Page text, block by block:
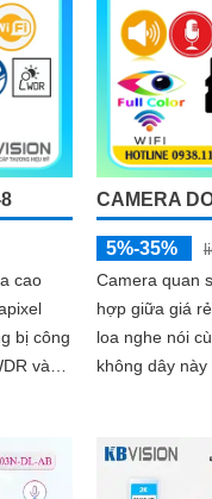
cao
và
CAMERA
5%-35%
Camera quan
hợp giữa giá
loa nghe nói cùng
không dây này
gọn cho ra
tham khảo